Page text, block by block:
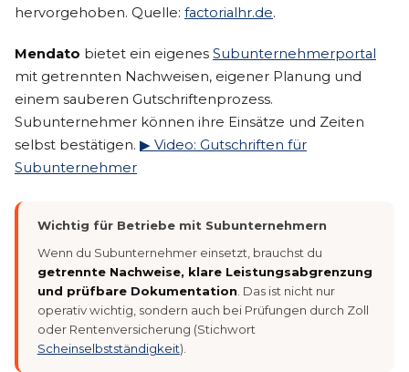
hervorgehoben. Quelle: factorialhr.de.
Mendato bietet ein eigenes Subunternehmerportal
mit getrennten Nachweisen, eigener Planung und
einem sauberen Gutschriftenprozess.
Subunternehmer können ihre Einsätze und Zeiten
selbst bestätigen. ▶ Video: Gutschriften für
Subunternehmer
Wichtig für Betriebe mit Subunternehmern
Wenn du Subunternehmer einsetzt, brauchst du
getrennte Nachweise, klare Leistungsabgrenzung
und prüfbare Dokumentation. Das ist nicht nur
operativ wichtig, sondern auch bei Prüfungen durch Zoll
oder Rentenversicherung (Stichwort
Scheinselbstständigkeit).